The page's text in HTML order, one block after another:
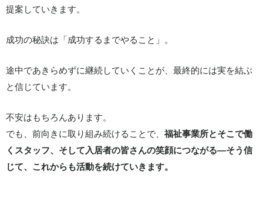
提案していきます。
成功の秘訣は「成功するまでやること」。
途中であきらめずに継続していくことが、最終的には実を結ぶ
と信じています。
不安はもちろんあります。
でも、前向きに取り組み続けることで、 福祉事業所とそこで働
くスタッフ、そして入居者の皆さんの笑顔につながる—そう信
じて、これからも活動を続けていきます。